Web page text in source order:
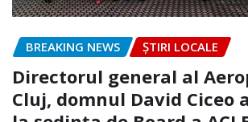
BREAKING NEWS ȘTIRI LOCALE
Directorul general al
Cluj, domnul David Ciceo